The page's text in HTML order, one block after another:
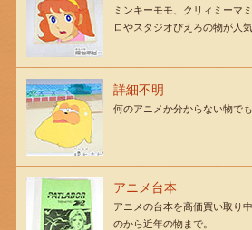
ミンキーモモ、クリィミーマ
ロやスタジオぴえろの物が人気
詳細不明
何のアニメか分からない物で
アニメ台本
アニメの台本を高価買い取り
のから近年の物まで。